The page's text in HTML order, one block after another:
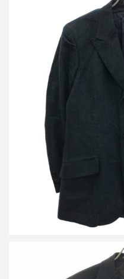
レギュレーション ヨウジヤ
ドジャケット&デニ
買取